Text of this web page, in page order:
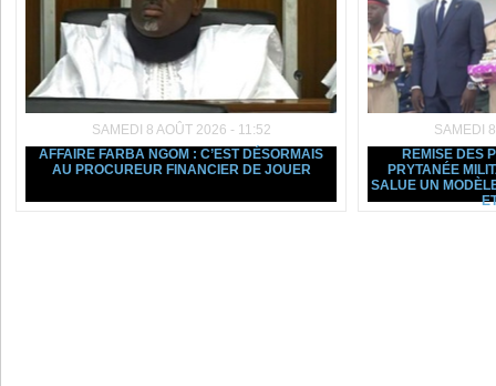
SAMEDI 8 AOÛT 2026 - 11:52
AFFAIRE FARBA NGOM : C’EST DÉSORMAIS
AU PROCUREUR FINANCIER DE JOUER
SAMEDI
REMISE DES
PRYTANÉE
SALUE UN